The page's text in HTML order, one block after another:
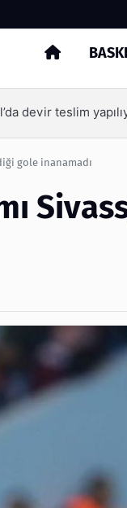
FK için kesenin
gole inanamadı